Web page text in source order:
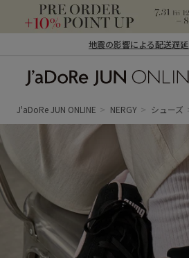
地震の影響による配送遅
ン オンライン）
J'aDoRe JUN ONLINE NERGY シューズ